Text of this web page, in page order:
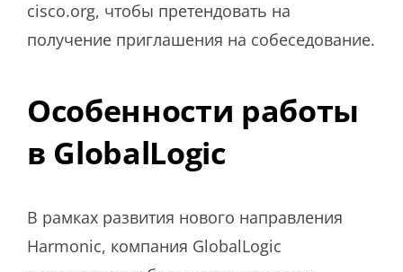
cisco.org, чтобы претендовать на
получение приглашения на собеседование.
Особенности работы
в GlobalLogic
В рамках развития нового направления
Harmonic, компания GlobalLogic